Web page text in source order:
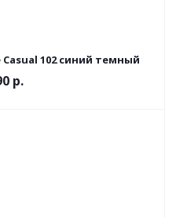
102 синий темный
р.